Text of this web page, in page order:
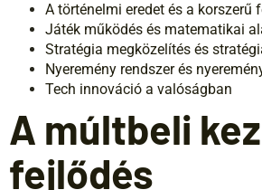
A történelmi eredet és a korszerű
Játék működés és matematikai
Stratégia megközelítés és
Nyeremény rendszer és
Tech innováció a valóságban
A múltbeli
fejlődés